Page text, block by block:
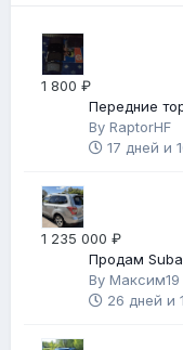
1 800 ₽
Передние
By RaptorHF
17 дней и
1 235 000 ₽
Продам
By Максим19
26 дней и